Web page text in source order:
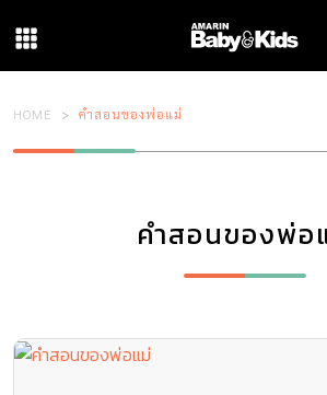
HOME คำสอนของพ่อแม่
คำสอนของพ่อ